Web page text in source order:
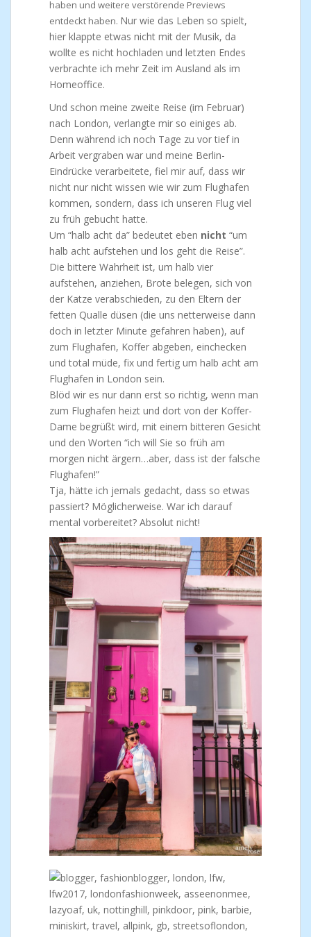
haben und weitere verstörende Previews
entdeckt haben. Nur wie das Leben so spielt,
hier klappte etwas nicht mit der Musik, da
wollte es nicht hochladen und letzten Endes
verbrachte ich mehr Zeit im Ausland als im
Homeoffice.
Und schon meine zweite Reise (im Februar)
nach London, verlangte mir so einiges ab.
Denn während ich noch Tage zu vor tief in
Arbeit vergraben war und meine Berlin-
Eindrücke verarbeitete, fiel mir auf, dass wir
nicht nur nicht wissen wie wir zum Flughafen
kommen, sondern, dass ich unseren Flug viel
zu früh gebucht hatte.
Um “halb acht da” bedeutet eben nicht “um
halb acht aufstehen und los geht die Reise”.
Die bittere Wahrheit ist, um halb vier
aufstehen, anziehen, Brote belegen, sich von
der Katze verabschieden, zu den Eltern der
fetten Qualle düsen (die uns netterweise dann
doch in letzter Minute gefahren haben), auf
zum Flughafen, Koffer abgeben, einchecken
und total müde, fix und fertig um halb acht am
Flughafen in London sein.
Blöd wir es nur dann erst so richtig, wenn man
zum Flughafen heizt und dort von der Koffer-
Dame begrüßt wird, mit einem bitteren Gesicht
und den Worten “ich will Sie so früh am
morgen nicht ärgern…aber, dass ist der falsche
Flughafen!”
Tja, hätte ich jemals gedacht, dass so etwas
passiert? Möglicherweise. War ich darauf
mental vorbereitet? Absolut nicht!